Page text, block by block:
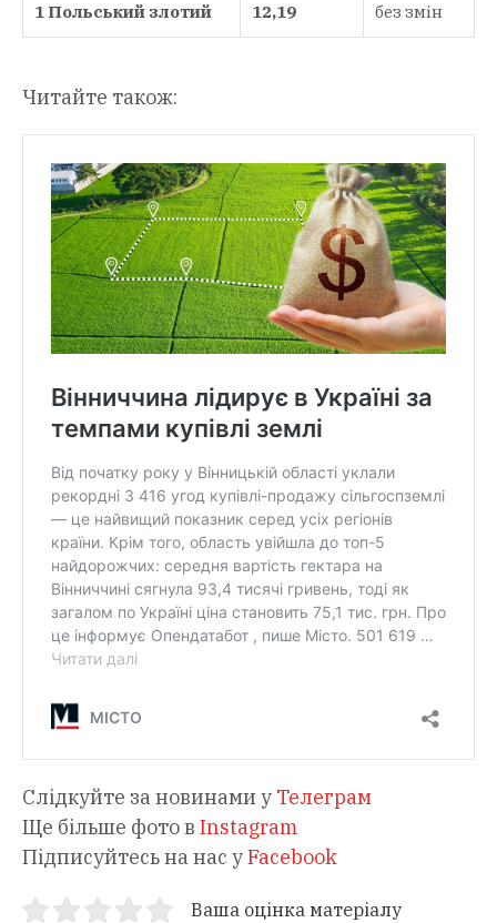
1 Польський злотий 12,19 без змін
Читайте також:
Слідкуйте за новинами у Телеграм
Ще більше фото в Instagram
Підписуйтесь на нас уFacebook
Ваша оцінка матеріалу